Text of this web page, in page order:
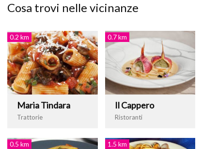
Cosa trovi nelle vicinanze
0.2 km
Maria Tindara
Trattorie
0.7 km
Il Cappero
Ristoranti
0.5 km 1.5 km